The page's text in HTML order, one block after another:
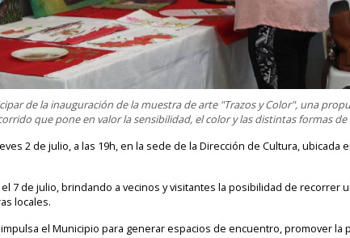
de la inauguración de la muestra de arte "Trazos y Color", una
que pone en valor la sensibilidad, el color y las distintas formas
2 de julio, a las 19h, en la sede de la Dirección de Cultura, ubicada
7 de julio, brindando a vecinos y visitantes la posibilidad de recorrer
locales.
el Municipio para generar espacios de encuentro, promover la